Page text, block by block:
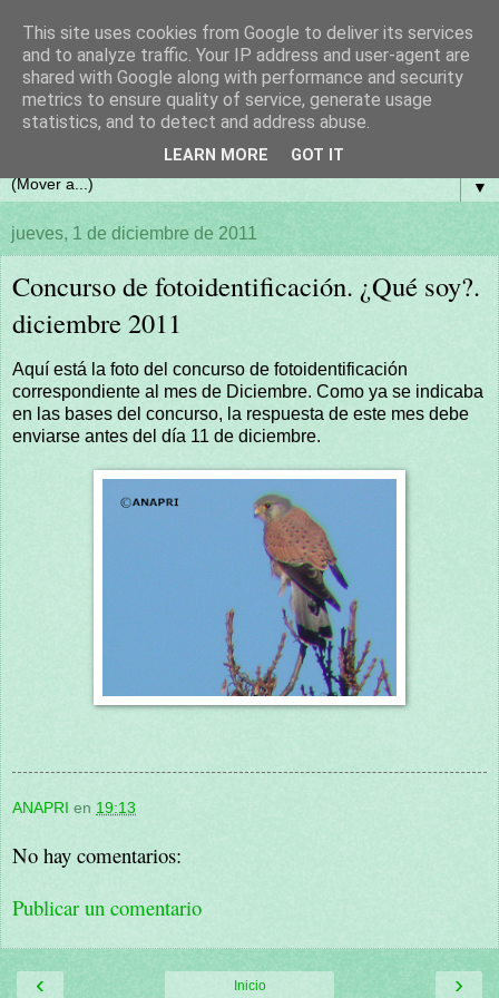
▼
jueves, 1 de diciembre de 2011
Concurso de fotoidentificación. ¿Qué soy?.
diciembre 2011
Aquí está la foto del concurso de fotoidentificación
correspondiente al mes de Diciembre. Como ya se indicaba
en las bases del concurso, la respuesta de este mes debe
enviarse antes del día 11 de diciembre.
ANAPRI en 19:13
No hay comentarios:
Publicar un comentario
‹ ›
Inicio
This site uses cookies from Google to deliver its services
and to analyze traffic. Your IP address and user-agent are
shared with Google along with performance and security
metrics to ensure quality of service, generate usage
statistics, and to detect and address abuse.
LEARN MORE GOT IT